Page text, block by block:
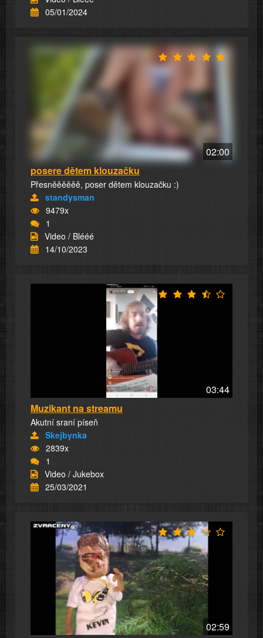
05/01/2024
02:00
posere dětem klouzačku
Přesněěěěěě, poser dětem klouzačku :)
standysman
9479x
1
Video / Blééé
14/10/2023
03:44
Muzikant na streamu
Akutní sraní píseň
Skejbynka
2839x
1
Video / Jukebox
25/03/2021
02:59